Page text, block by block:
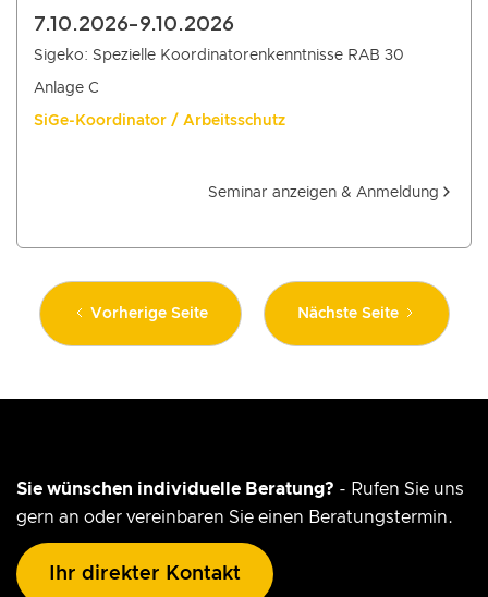
7.10.2026-9.10.2026
Sigeko: Spezielle Koordinatorenkenntnisse RAB 30
Anlage C
SiGe-Koordinator / Arbeitsschutz
Seminar anzeigen & Anmeldung
Vorherige Seite Nächste Seite
Sie wünschen individuelle Beratung? - Rufen Sie uns
gern an oder vereinbaren Sie einen Beratungstermin.
Ihr direkter Kontakt